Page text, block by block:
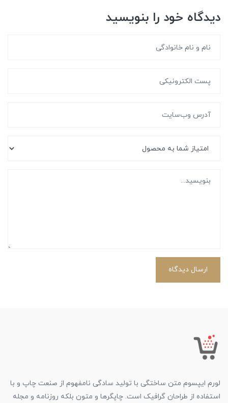
دیدگاه خود را بنویسید
ارسال دیدگاه
لورم ایپسوم متن ساختگی با تولید سادگی نامفهوم از صنعت چاپ و با
استفاده از طراحان گرافیک است. چاپگرها و متون بلکه روزنامه و مجله